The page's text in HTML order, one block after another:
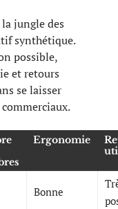
jungle des
synthétique.
possible,
et retours
se laisser
Ergonomie
Bonne